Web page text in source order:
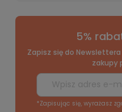
5%
Zapisz się do
zakupy
*Zapisując się, wyrażasz